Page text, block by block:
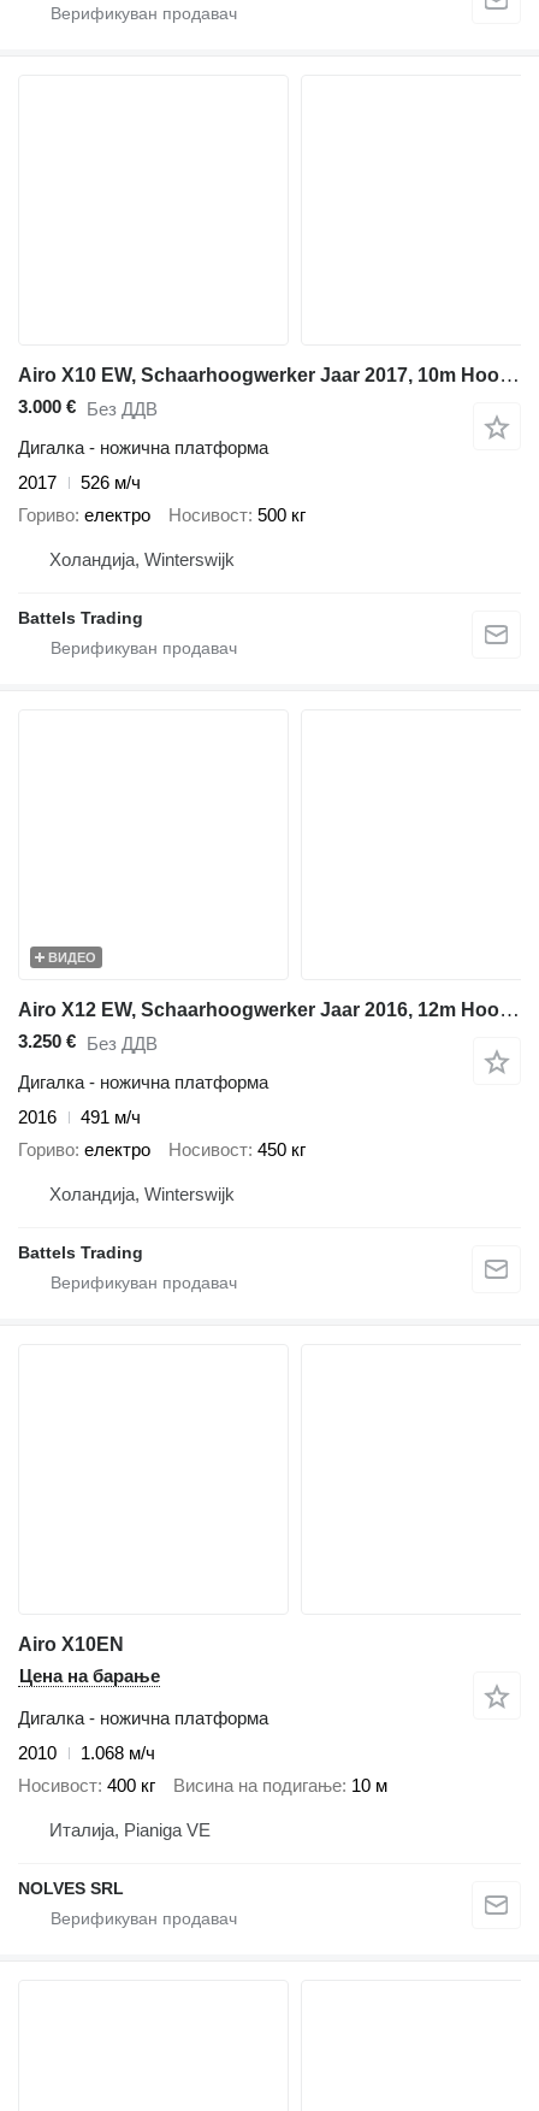
Airo X10 EW, Schaarhoogwerker Jaar 2017, 10m Hoogte
3.000 € Без ДДВ
Дигалка - ножична платформа
2017
526 м/ч
Гориво електро Носивост 500 кг
Холандија, Winterswijk
Battels Trading
ВИДЕО
Airo X12 EW, Schaarhoogwerker Jaar 2016, 12m Hoogte
3.250 € Без ДДВ
Дигалка - ножична платформа
2016
491 м/ч
Гориво електро Носивост 450 кг
Холандија, Winterswijk
Battels Trading
Airo X10EN
Цена на барање
Дигалка - ножична платформа
2010
1.068 м/ч
Носивост 400 кг Висина на подигање 10 м
Италија, Pianiga VE
NOLVES SRL